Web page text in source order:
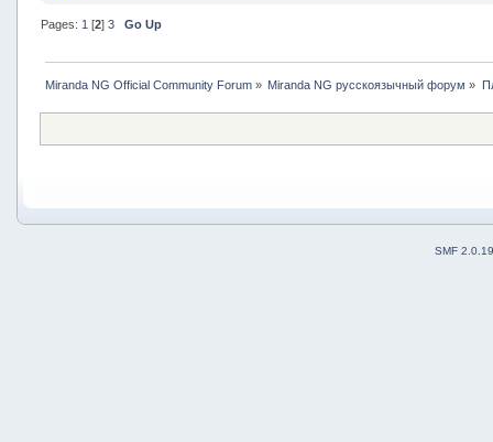
Pages: 1 [2] 3 Go Up
Miranda NG Official Community Forum» Miranda NG русскоязычный форум »
SMF 2.0.19